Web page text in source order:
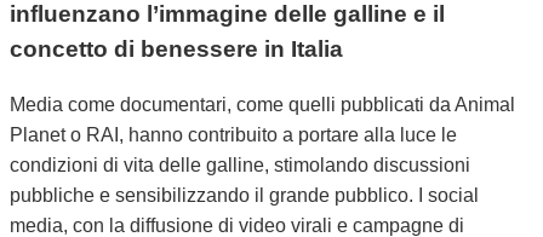
influenzano l’immagine delle galline e il
concetto di benessere in Italia
Media come documentari, come quelli pubblicati da Animal
Planet o RAI, hanno contribuito a portare alla luce le
condizioni di vita delle galline, stimolando discussioni
pubbliche e sensibilizzando il grande pubblico. I social
media, con la diffusione di video virali e campagne di